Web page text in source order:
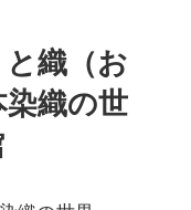
織（お
染織の世